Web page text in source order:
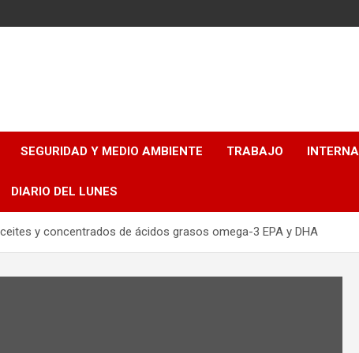
SEGURIDAD Y MEDIO AMBIENTE TRABAJO
DIARIO DEL LUNES
y concentrados de ácidos grasos omega-3 EPA y DHA